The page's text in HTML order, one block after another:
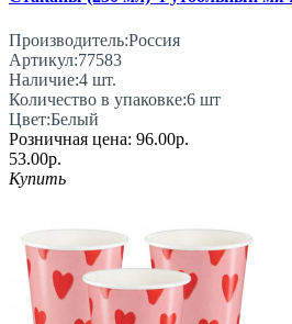
Производитель:Россия
Артикул:77583
Наличие:4 шт.
Количество в упаковке:6 шт
Цвет:Белый
Розничная цена: 96.00р.
53.00р.
Купить